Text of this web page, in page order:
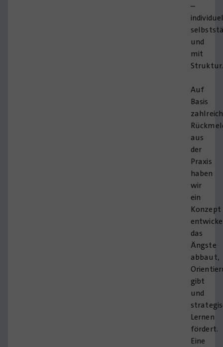
–
und
mit
Struktur.
Auf
Basis
aus
der
Praxis
haben
wir
ein
Konzept
das
Ängste
abbaut,
gibt
und
Lernen
fördert.
Eine